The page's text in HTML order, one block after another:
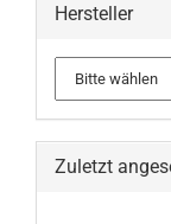
Hersteller
Zuletzt